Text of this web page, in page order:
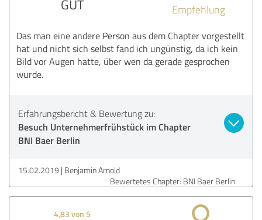
GUT Empfehlung
Das man eine andere Person aus dem Chapter vorgestellt
hat und nicht sich selbst fand ich ungünstig, da ich kein
Bild vor Augen hatte, über wen da gerade gesprochen
wurde.
Erfahrungsbericht & Bewertung zu:
Besuch Unternehmerfrühstück im Chapter
BNI Baer Berlin
15.02.2019 Benjamin Arnold
Bewertetes Chapter: BNI Baer Berlin
4,83 von 5